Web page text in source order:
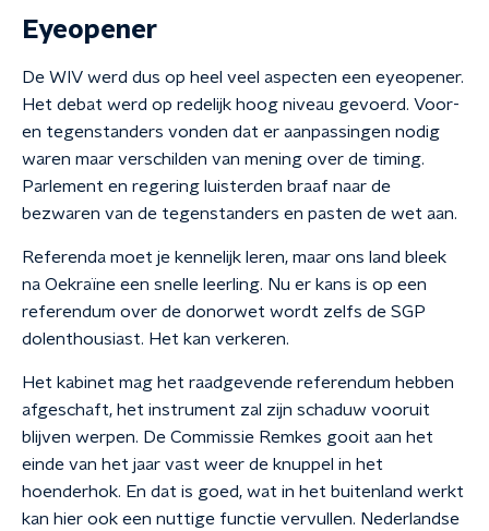
Eyeopener
De WIV werd dus op heel veel aspecten een eyeopener.
Het debat werd op redelijk hoog niveau gevoerd. Voor-
en tegenstanders vonden dat er aanpassingen nodig
waren maar verschilden van mening over de timing.
Parlement en regering luisterden braaf naar de
bezwaren van de tegenstanders en pasten de wet aan.
Referenda moet je kennelijk leren, maar ons land bleek
na Oekraïne een snelle leerling. Nu er kans is op een
referendum over de donorwet wordt zelfs de SGP
dolenthousiast. Het kan verkeren.
Het kabinet mag het raadgevende referendum hebben
afgeschaft, het instrument zal zijn schaduw vooruit
blijven werpen. De Commissie Remkes gooit aan het
einde van het jaar vast weer de knuppel in het
hoenderhok. En dat is goed, wat in het buitenland werkt
kan hier ook een nuttige functie vervullen. Nederlandse